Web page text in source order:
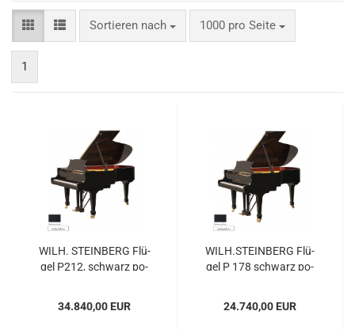
Sortieren nach
Sortieren nach 1000 pro Seite
pro Seite
1
WILH. STEIN­BERG Flü­
gel P212, schwarz po­
34.840,00 EUR
WILH.STEIN­BERG Flü­
gel P 178 schwarz po­
24.740,00 EUR